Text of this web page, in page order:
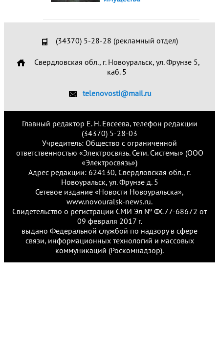
(34370) 5-28-28 (рекламный отдел)
Свердловская обл., г. Новоуральск, ул. Фрунзе 5,
каб. 5
telenovosti@mail.ru
Главный редактор Е. Н. Евсеева, телефон редакции
(34370) 5-28-03
Учредитель: Общество с ограниченной
ответственностью «Электросвязь. Сети. Системы» (ООО
«Электросвязь»)
Адрес редакции: 624130, Свердловская обл., г.
Новоуральск, ул. Фрунзе д. 5
Сетевое издание «Новости Новоуральска»,
www.novouralsk-news.ru.
Свидетельство о регистрации СМИ Эл № ФС77-68672 от
09 февраля 2017 г.
выдано Федеральной службой по надзору в сфере
связи, информационных технологий и массовых
коммуникаций (Роскомнадзор).